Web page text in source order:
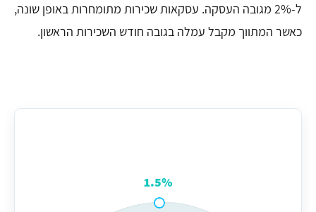
ל-2% מגובה העסקה. עסקאות שכירות מתומחרות באופן שונה,
כאשר המתווך מקבל עמלה בגובה חודש השכירות הראשון.
1.5%